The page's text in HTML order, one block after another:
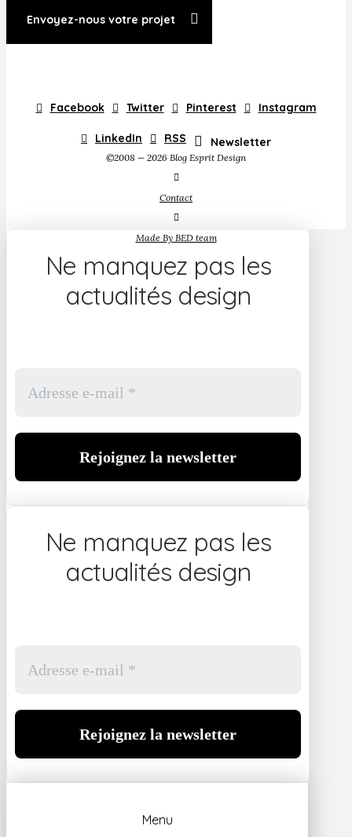
Envoyez-nous votre projet
Facebook Twitter Pinterest Instagram
LinkedIn RSS Newsletter
©2008 — 2026 Blog Esprit Design
Contact
Made By BED team
Ne manquez pas les
actualités design
Ne manquez pas les
actualités design
Menu